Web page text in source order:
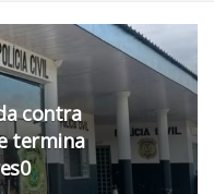
contra
termina